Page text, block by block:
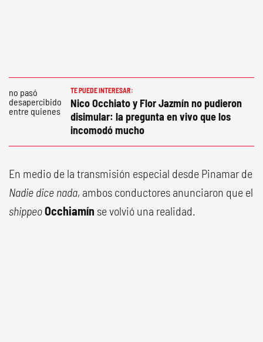
TE PUEDE INTERESAR:
Nico Occhiato y Flor Jazmín no pudieron
disimular: la pregunta en vivo que los
incomodó mucho
En medio de la transmisión especial desde Pinamar de
Nadie dice nada, ambos conductores anunciaron que el
shippeoOcchiamín se volvió una realidad.